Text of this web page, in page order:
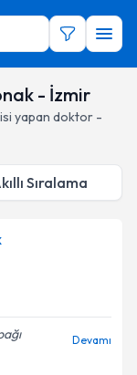
- İzmir
yapan doktor -
Sıralama
Devamı